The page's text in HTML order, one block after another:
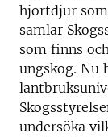
hjortdjur
samlar
som finns
ungskog. Nu
undersöka